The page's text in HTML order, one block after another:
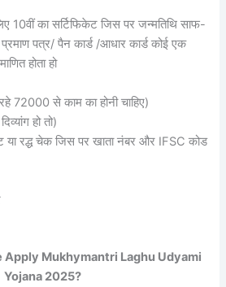
10वीं का सर्टिफिकेट जिस पर जन्मतिथि साफ-
पत्र/ पैन कार्ड /आधार कार्ड कोई एक
होता हो
72000 से काम का होनी चाहिए)
हो तो)
रद्ध चेक जिस पर खाता नंबर और IFSC कोड
Apply Mukhymantri Laghu Udyami
Yojana 2025?